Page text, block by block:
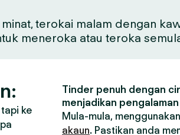
terokai malam dengan
meneroka atau teroka
ke
Tinder penuh dengan
menjadikan
Mula-mula,
akaun. Pastikan anda